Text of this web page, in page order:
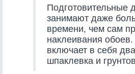
Подготовительные
занимают даже
времени, чем сам
наклеивания
включает в себя
шпаклевка и